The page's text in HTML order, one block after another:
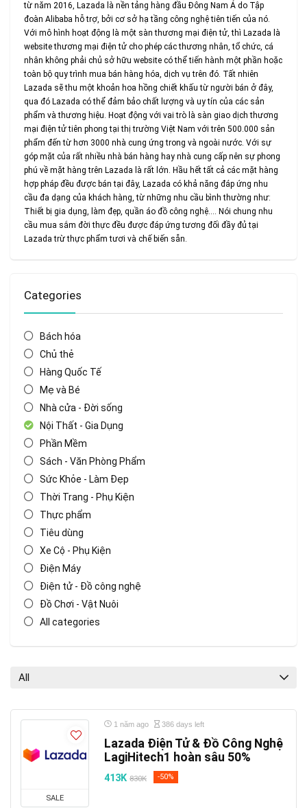
từ năm 2016, Lazada là nền tảng hàng đầu Đông Nam Á do Tập
đoàn Alibaba hỗ trợ, bởi cơ sở hạ tầng công nghệ tiên tiến của nó.
Với mô hình hoạt động là một sàn thương mại điện tử, thì Lazada là
website thương mại điện tử cho phép các thương nhân, tổ chức, cá
nhân không phải chủ sở hữu website có thể tiến hành một phần hoặc
toàn bộ quy trình mua bán hàng hóa, dịch vụ trên đó. Tất nhiên
Lazada sẽ thu một khoản hoa hồng chiết khấu từ người bán ở đây,
qua đó Lazada có thể đảm bảo chất lượng và uy tín của các sản
phẩm và thương hiệu. Hoạt động với vai trò là sàn giao dịch thương
mại điện tử tiên phong tại thị trường Việt Nam với trên 500.000 sản
phẩm đến từ hơn 3000 nhà cung ứng trong và ngoài nước. Với sự
góp mặt của rất nhiều nhà bán hàng hay nhà cung cấp nên sự phong
phú về mặt hàng trên Lazada là rất lớn. Hầu hết tất cả các mặt hàng
hợp pháp đều được bán tại đây, Lazada có khả năng đáp ứng nhu
cầu đa dạng của khách hàng, từ những nhu cầu bình thường như:
Thiết bị gia dụng, làm đẹp, quần áo đồ công nghệ…. Nói chung nhu
cầu mua sắm đời thực đều được đáp ứng tương đối đầy đủ tại
Lazada trừ thực phẩm tươi và chế biến sẵn.
Categories
Bách hóa
Chủ thẻ
Hàng Quốc Tế
Mẹ và Bé
Nhà cửa - Đời sống
Nội Thất - Gia Dụng
Phần Mềm
Sách - Văn Phòng Phẩm
Sức Khỏe - Làm Đẹp
Thời Trang - Phụ Kiện
Thực phẩm
Tiêu dùng
Xe Cộ - Phụ Kiện
Điện Máy
Điện tử - Đồ công nghệ
Đồ Chơi - Vật Nuôi
All categories
All
SALE
1 năm ago 386 days left
Lazada Điện Tử & Đồ Công Nghệ
LagiHitech1 hoàn sâu 50%
413K 830K -50%